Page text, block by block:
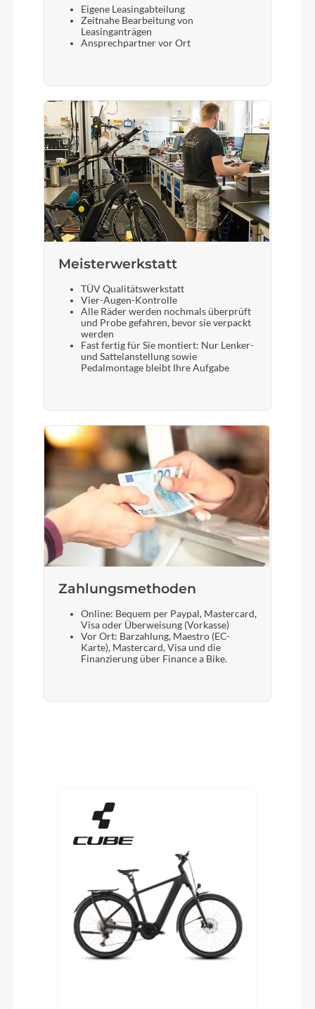
Eigene Leasingabteilung
Zeitnahe Bearbeitung von
Leasinganträgen
Ansprechpartner vor Ort
Meisterwerkstatt
TÜV Qualitätswerkstatt
Vier-Augen-Kontrolle
Alle Räder werden nochmals überprüft
und Probe gefahren, bevor sie verpackt
werden
Fast fertig für Sie montiert: Nur Lenker-
und Sattelanstellung sowie
Pedalmontage bleibt Ihre Aufgabe
Zahlungsmethoden
Online: Bequem per Paypal, Mastercard,
Visa oder Überweisung (Vorkasse)
Vor Ort: Barzahlung, Maestro (EC-
Karte), Mastercard, Visa und die
Finanzierung über Finance a Bike.